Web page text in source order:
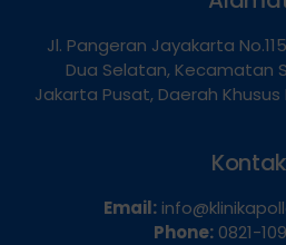
Jl. Pangeran Jayakarta
Dua Selatan, Kecamatan
Jakarta Pusat, Daerah
Kontak
Email:
Phone:0821-